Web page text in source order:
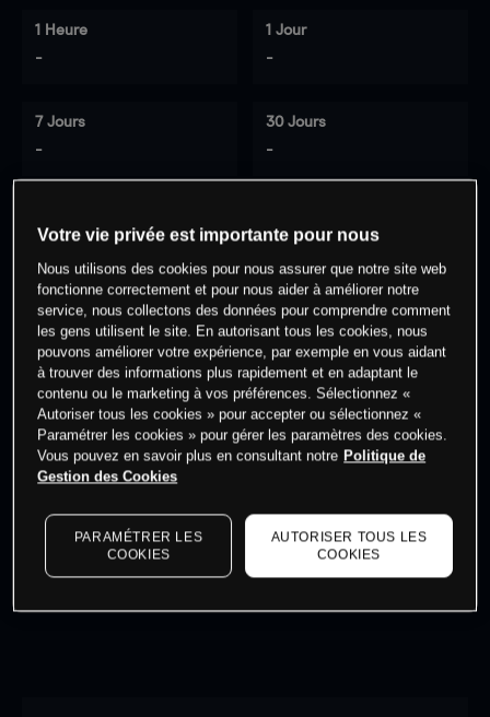
1 Heure
-
1 Jour
-
7 Jours
-
30 Jours
-
0% des clients ont une position à
cet actif
Commencez à trader
Les prix sont indicatifs.
dernières données du marché.Log into see latest
market data
Votre vie privée est importante pour nous
Nous utilisons des cookies pour nous assurer que notre site web
fonctionne correctement et pour nous aider à améliorer notre
service, nous collectons des données pour comprendre comment
les gens utilisent le site. En autorisant tous les cookies, nous
pouvons améliorer votre expérience, par exemple en vous aidant
à trouver des informations plus rapidement et en adaptant le
contenu ou le marketing à vos préférences. Sélectionnez «
Autoriser tous les cookies » pour accepter ou sélectionnez «
Paramétrer les cookies » pour gérer les paramètres des cookies.
Vous pouvez en savoir plus en consultant notre Politique de
Gestion des Cookies
PARAMÉTRER LES
COOKIES
AUTORISER TOUS LES
COOKIES